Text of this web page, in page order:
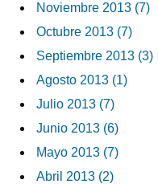
Noviembre 2013 (7)
Octubre 2013 (7)
Septiembre 2013 (3)
Agosto 2013 (1)
Julio 2013 (7)
Junio 2013 (6)
Mayo 2013 (7)
Abril 2013 (2)